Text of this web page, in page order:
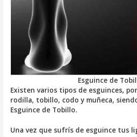
Esguince de
Existen varios tipos de esguinces,
rodilla, tobillo, codo y muñeca,
Esguince de Tobillo.
Una vez que sufrís de esguince tus